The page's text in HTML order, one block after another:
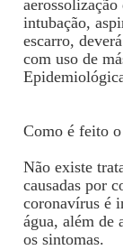
intubação,
escarro,
com uso de
Como é feito
Não existe
causadas por
coronavírus é
água, além de
os sintomas.